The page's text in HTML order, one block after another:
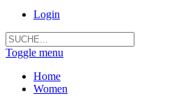
Login
Toggle menu
Home
Women